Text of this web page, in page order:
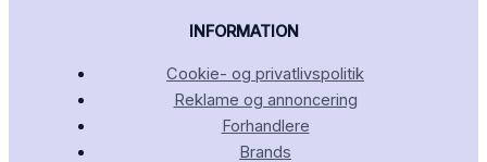
INFORMATION
Cookie- og privatlivspolitik
Reklame og annoncering
Forhandlere
Brands